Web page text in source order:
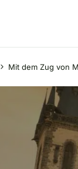
Mit dem Zug von